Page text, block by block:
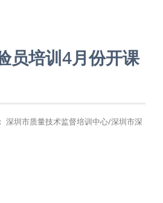
员培训4月份开课
深圳市质量技术监督培训中心/深圳市深